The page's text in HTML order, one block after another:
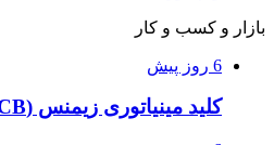
بازار و کسب و کار
6 روز پیش
کلید مینیاتوری زیمنس (MCB) | کاربرد، انواع تیپ و قیمت خرید